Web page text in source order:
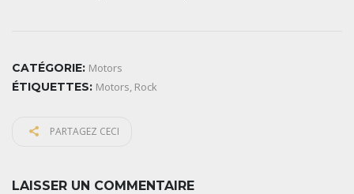
CATÉGORIE: Motors
ÉTIQUETTES: Motors Rock
PARTAGEZ CECI
LAISSER UN COMMENTAIRE